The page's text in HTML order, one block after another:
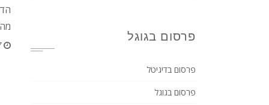
פרסום בגוגל
פרסום בדיגיטל
פרסום בגוגל